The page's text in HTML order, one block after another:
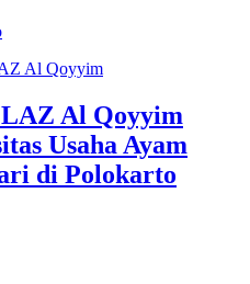
Al Qoyyim
Usaha Ayam
di Polokarto